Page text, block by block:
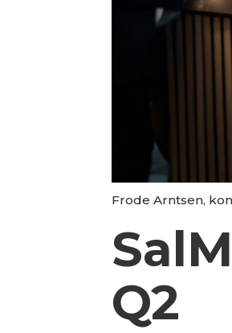
Frode Arntsen,
Q2